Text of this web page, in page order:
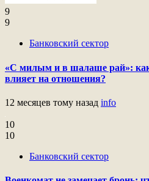
9
9
Банковский сектор
«С милым и в шалаше рай»:
влияет на отношения?
12 месяцев тому назад info
10
10
Банковский сектор